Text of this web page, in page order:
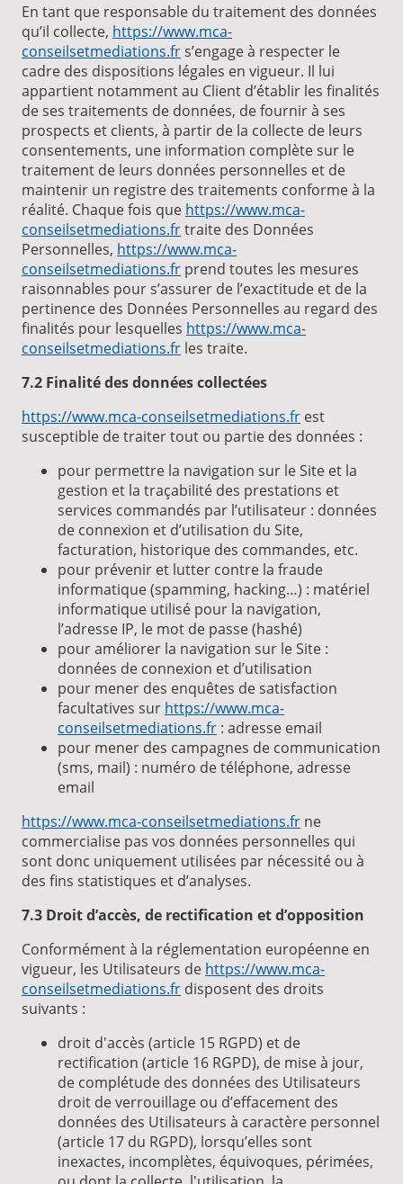
En tant que responsable du traitement des données
qu’il collecte, https://www.mca-
conseilsetmediations.frs’engage à respecter le
cadre des dispositions légales en vigueur. Il lui
appartient notamment au Client d’établir les finalités
de ses traitements de données, de fournir à ses
prospects et clients, à partir de la collecte de leurs
consentements, une information complète sur le
traitement de leurs données personnelles et de
maintenir un registre des traitements conforme à la
réalité. Chaque fois que https://www.mca-
conseilsetmediations.frtraite des Données
Personnelles, https://www.mca-
conseilsetmediations.fr prend toutes les mesures
raisonnables pour s’assurer de l’exactitude et de la
pertinence des Données Personnelles au regard des
finalités pour lesquelles https://www.mca-
conseilsetmediations.fr les traite.
7.2 Finalité des données collectées
https://www.mca-conseilsetmediations.fr est
susceptible de traiter tout ou partie des données :
pour permettre la navigation sur le Site et la
gestion et la traçabilité des prestations et
services commandés par l’utilisateur : données
de connexion et d’utilisation du Site,
facturation, historique des commandes, etc.
pour prévenir et lutter contre la fraude
informatique (spamming, hacking…) : matériel
informatique utilisé pour la navigation,
l’adresse IP, le mot de passe (hashé)
pour améliorer la navigation sur le Site :
données de connexion et d’utilisation
pour mener des enquêtes de satisfaction
facultatives sur https://www.mca-
conseilsetmediations.fr : adresse email
pour mener des campagnes de communication
(sms, mail) : numéro de téléphone, adresse
email
https://www.mca-conseilsetmediations.fr ne
commercialise pas vos données personnelles qui
sont donc uniquement utilisées par nécessité ou à
des fins statistiques et d’analyses.
7.3 Droit d’accès, de rectification et d’opposition
Conformément à la réglementation européenne en
vigueur, les Utilisateurs de https://www.mca-
conseilsetmediations.fr disposent des droits
suivants :
droit d'accès (article 15 RGPD) et de
rectification (article 16 RGPD), de mise à jour,
de complétude des données des Utilisateurs
droit de verrouillage ou d’effacement des
données des Utilisateurs à caractère personnel
(article 17 du RGPD), lorsqu’elles sont
inexactes, incomplètes, équivoques, périmées,